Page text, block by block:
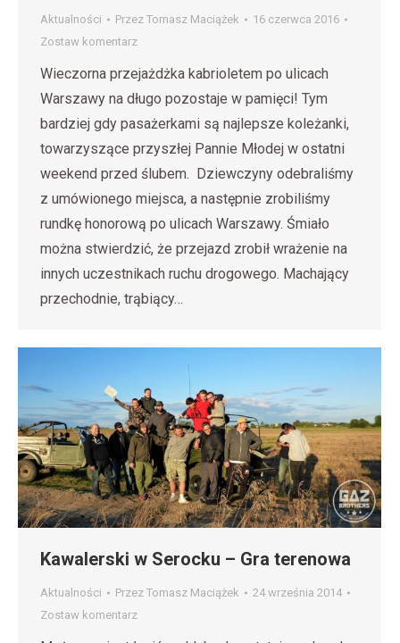
Aktualności Przez Tomasz Maciążek
16 czerwca 2016
Zostaw komentarz
Wieczorna przejażdżka kabrioletem po ulicach
Warszawy na długo pozostaje w pamięci! Tym
bardziej gdy pasażerkami są najlepsze koleżanki,
towarzyszące przyszłej Pannie Młodej w ostatni
weekend przed ślubem. Dziewczyny odebraliśmy
z umówionego miejsca, a następnie zrobiliśmy
rundkę honorową po ulicach Warszawy. Śmiało
można stwierdzić, że przejazd zrobił wrażenie na
innych uczestnikach ruchu drogowego. Machający
przechodnie, trąbiący…
Kawalerski w Serocku – Gra terenowa
Aktualności Przez Tomasz Maciążek
24 września 2014
Zostaw komentarz